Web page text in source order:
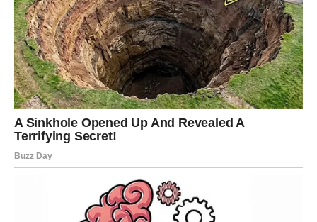
Ono što je posebno naglašeno jeste da ni vi ni ta osoba
nikada niste potpuno ugasili emocije.
Poruka srca
Ne bojte se dati šansu ako osjećate da je ovaj put
drugačije.
LAV
Sudbina vas ponovo spaja